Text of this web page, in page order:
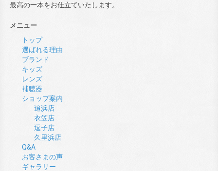
最高の一本をお仕立ていたします。
メニュー
トップ
選ばれる理由
ブランド
キッズ
レンズ
補聴器
ショップ案内
追浜店
衣笠店
逗子店
久里浜店
Q&A
お客さまの声
ギャラリー